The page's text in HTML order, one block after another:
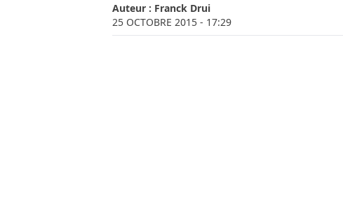
Auteur : Franck Drui
25 OCTOBRE 2015 - 17:29